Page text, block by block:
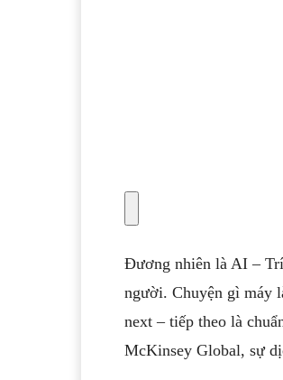
Đương nhiên là AI – Trí
người. Chuyện gì máy
next – tiếp theo là
McKinsey Global, sự